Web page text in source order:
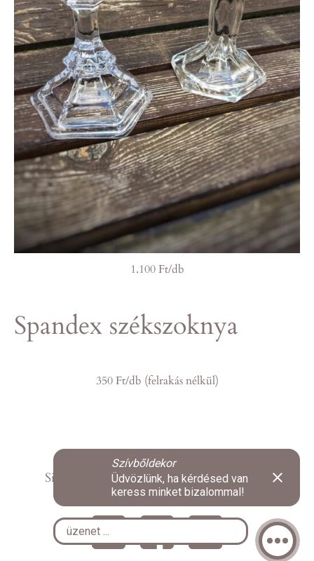
1.100 Ft/db
Spandex székszoknya
350 Ft/db (felrakás nélkül)
Simon-Ladányi Adrienn:+36 70 426 9794
Bozsó Vera: +36 20 449 8446